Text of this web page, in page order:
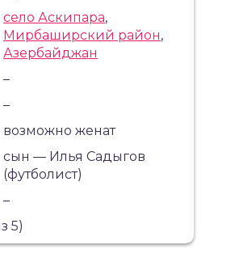
село Аскипара,
Мирбаширский район,
Азербайджан
–
–
возможно женат
сын — Илья Садыгов
(футболист)
–
5)